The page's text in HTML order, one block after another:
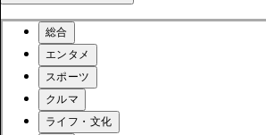
総合
エンタメ
スポーツ
クルマ
ライフ・文化